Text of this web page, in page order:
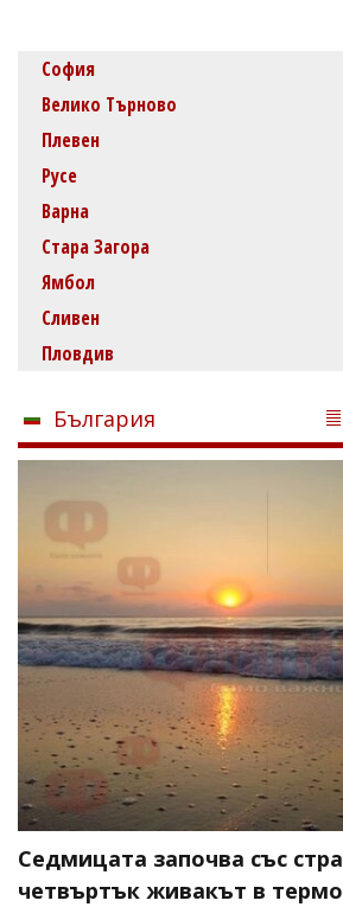
София
Велико Търново
Плевен
Русе
Варна
Стара Загора
Ямбол
Сливен
Пловдив
България
Седмицата започва със
четвъртък живакът в